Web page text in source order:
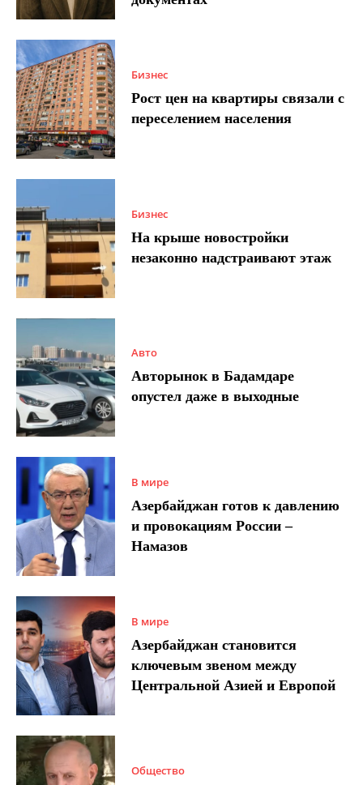
Бизнес
Рост цен на квартиры связали с
переселением населения
Бизнес
На крыше новостройки
незаконно надстраивают этаж
Авто
Авторынок в Бадамдаре
опустел даже в выходные
В мире
Азербайджан готов к давлению
и провокациям России –
Намазов
В мире
Азербайджан становится
ключевым звеном между
Центральной Азией и Европой
Общество